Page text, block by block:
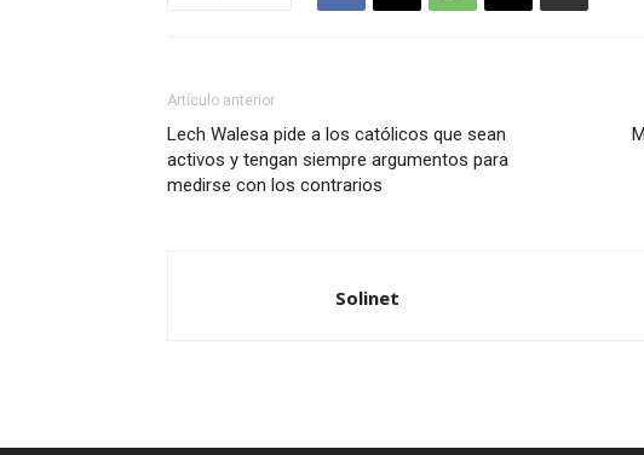
Artículo anterior
Lech Walesa pide a los católicos que sean
activos y tengan siempre argumentos para
medirse con los contrarios
Solinet